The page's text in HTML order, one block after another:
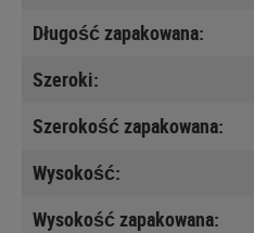
Długość zapakowana:
Szeroki:
Szerokość zapakowana:
Wysokość:
Wysokość zapakowana: